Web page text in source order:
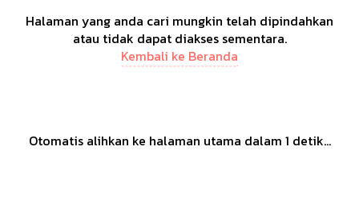
Halaman yang anda cari mungkin telah dipindahkan
atau tidak dapat diakses sementara.
Kembali ke Beranda
Otomatis alihkan ke halaman utama dalam 1 detik...